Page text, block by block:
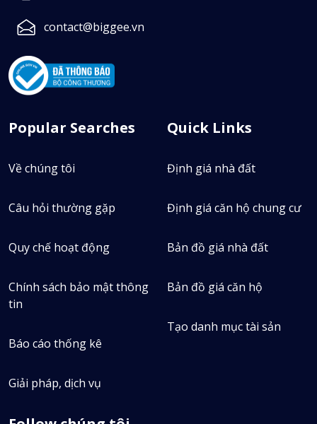
contact@biggee.vn
Popular Searches
Về chúng tôi
Câu hỏi thường gặp
Quy chế hoạt động
Chính sách bảo mật thông
tin
Báo cáo thống kê
Giải pháp, dịch vụ
Quick Links
Định giá nhà đất
Định giá căn hộ chung cư
Bản đồ giá nhà đất
Bản đồ giá căn hộ
Tạo danh mục tài sản